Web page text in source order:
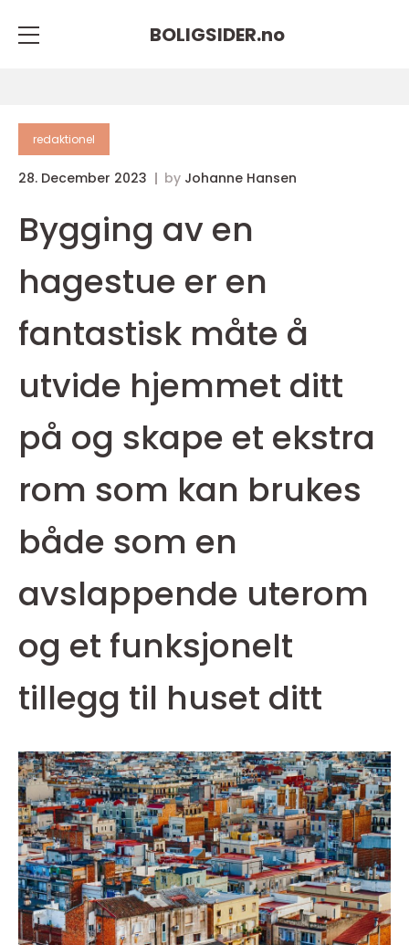
BOLIGSIDER.no
redaktionel
28. December 2023 by Johanne Hansen
Bygging av en
hagestue er en
fantastisk måte å
utvide hjemmet ditt
på og skape et ekstra
rom som kan brukes
både som en
avslappende uterom
og et funksjonelt
tillegg til huset ditt